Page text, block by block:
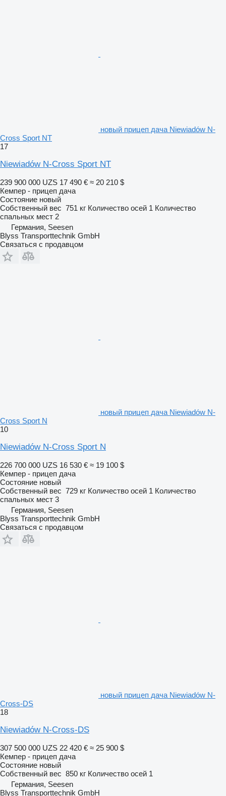
новый прицеп дача Niewiadów N-
Cross Sport NT
17
Niewiadów N-Cross Sport NT
239 900 000 UZS 17 490 € ≈ 20 210 $
Кемпер - прицеп дача
Состояние новый
Собственный вес 751 кг Количество осей 1 Количество
спальных мест 2
Германия, Seesen
Blyss Transporttechnik GmbH
Связаться с продавцом
новый прицеп дача Niewiadów N-
Cross Sport N
10
Niewiadów N-Cross Sport N
226 700 000 UZS 16 530 € ≈ 19 100 $
Кемпер - прицеп дача
Состояние новый
Собственный вес 729 кг Количество осей 1 Количество
спальных мест 3
Германия, Seesen
Blyss Transporttechnik GmbH
Связаться с продавцом
новый прицеп дача Niewiadów N-
Cross-DS
18
Niewiadów N-Cross-DS
307 500 000 UZS 22 420 € ≈ 25 900 $
Кемпер - прицеп дача
Состояние новый
Собственный вес 850 кг Количество осей 1
Германия, Seesen
Blyss Transporttechnik GmbH